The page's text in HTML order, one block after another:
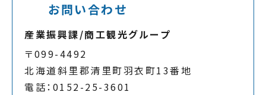
お問い合わせ
産業振興課/商工観光グループ
〒099-4492
北海道斜里郡清里町羽衣町13番地
電話：0152-25-3601